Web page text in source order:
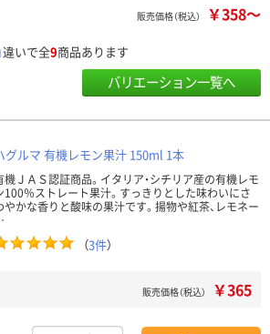
販売価格（税込） ￥358～
違いで全9商品あります
バリエーション一覧へ
グルマ 有機レモン果汁 150ml 1本
機ＪＡＳ認証商品。イタリア・シチリア産の有機レモ
100％ストレート果汁。すっきりとした味わいにさ
やかな香りと酸味の果汁です。揚物や紅茶、レモネー
（3件）
販売価格（税込） ￥365